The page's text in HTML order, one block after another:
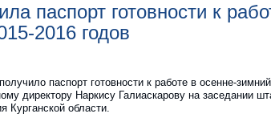
паспорт готовности к
2016 годов
паспорт готовности к работе в осенне-
директору Наркису Галиаскарову на заседании
Курганской области.